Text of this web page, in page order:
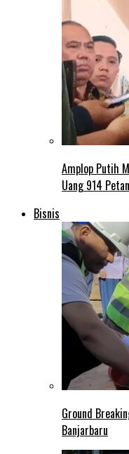
Amplop Putih
Uang 914
Bisnis
Ground
Banjarbaru